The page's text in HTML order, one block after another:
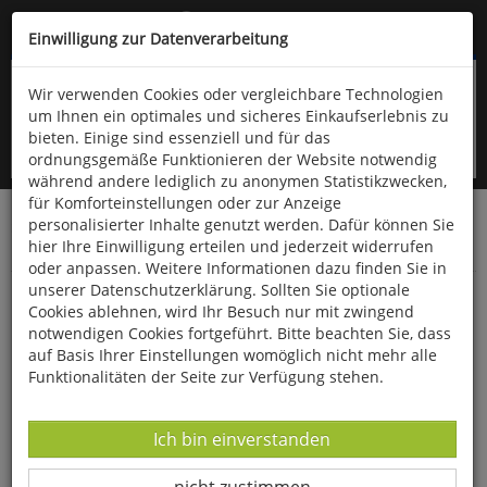
Kompletten Head der Seite überspringen
oder (06766) 9323-960
Startseite Bücher Downloads
Zeitschriften
Der Falke
Beobachtungstipp: Das Altbayerische
Donaumoos
Einwilligung zur Datenverarbeitung
Wir verwenden Cookies oder vergleichbare Technologien
um Ihnen ein optimales und sicheres Einkaufserlebnis zu
bieten. Einige sind essenziell und für das
ordnungsgemäße Funktionieren der Website notwendig
während andere lediglich zu anonymen Statistikzwecken,
für Komforteinstellungen oder zur Anzeige
personalisierter Inhalte genutzt werden. Dafür können Sie
hier Ihre Einwilligung erteilen und jederzeit widerrufen
oder anpassen. Weitere Informationen dazu finden Sie in
unserer Datenschutzerklärung. Sollten Sie optionale
Cookies ablehnen, wird Ihr Besuch nur mit zwingend
notwendigen Cookies fortgeführt. Bitte beachten Sie, dass
auf Basis Ihrer Einstellungen womöglich nicht mehr alle
Funktionalitäten der Seite zur Verfügung stehen.
Datenverarbeitung -
Ich bin einverstanden